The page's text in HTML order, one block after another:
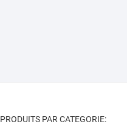
PRODUITS PAR CATEGORIE: